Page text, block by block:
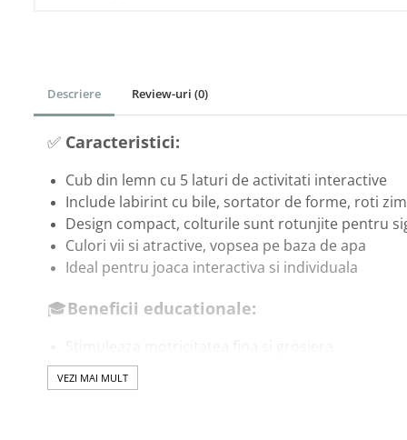
Depozitare & Organizare
Masinute Electrice
Trotinete & Triciclete pentru Copii
Joaca de Vara & Apa
Piscina & Joaca cu Apa
Colaci & Saltele Gonflabile
Joaca in Aer Liber
Jucarii Educative & Invatare
Descriere Review-uri (0)
✅ Caracteristici:
Cub din lemn cu 5 laturi de activitati interactive
Include labirint cu bile, sortator de forme, roti
Design compact, colturile sunt rotunjite pentru
Culori vii si atractive, vopsea pe baza de apa
Ideal pentru joaca interactiva si individuala
🎓Beneficii educationale:
Incurajeaza logica, atentia si gandirea secventiala
Invatare timpurie a formelor, culorilor, numerelor
VEZI MAI MULT